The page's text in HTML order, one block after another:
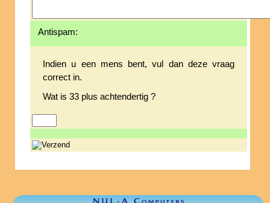
Antispam:
Indien u een mens bent, vul dan deze vraag
correct in.
Wat is 33 plus achtendertig ?